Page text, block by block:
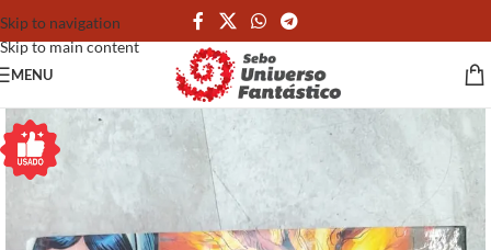
Skip to navigation
Skip to main content
MENU